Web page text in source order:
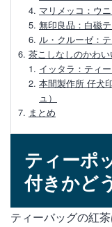
マリメッコ：ウ
無印良品：白磁
ル・クルーゼ：
茶こしなしのかわ
イッタラ：ティ
本間製作所 仔犬
ュ）
まとめ
ティーポ
付きかど
ティーバッグの紅